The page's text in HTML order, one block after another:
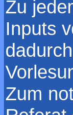
Zu
Inputs
Zum